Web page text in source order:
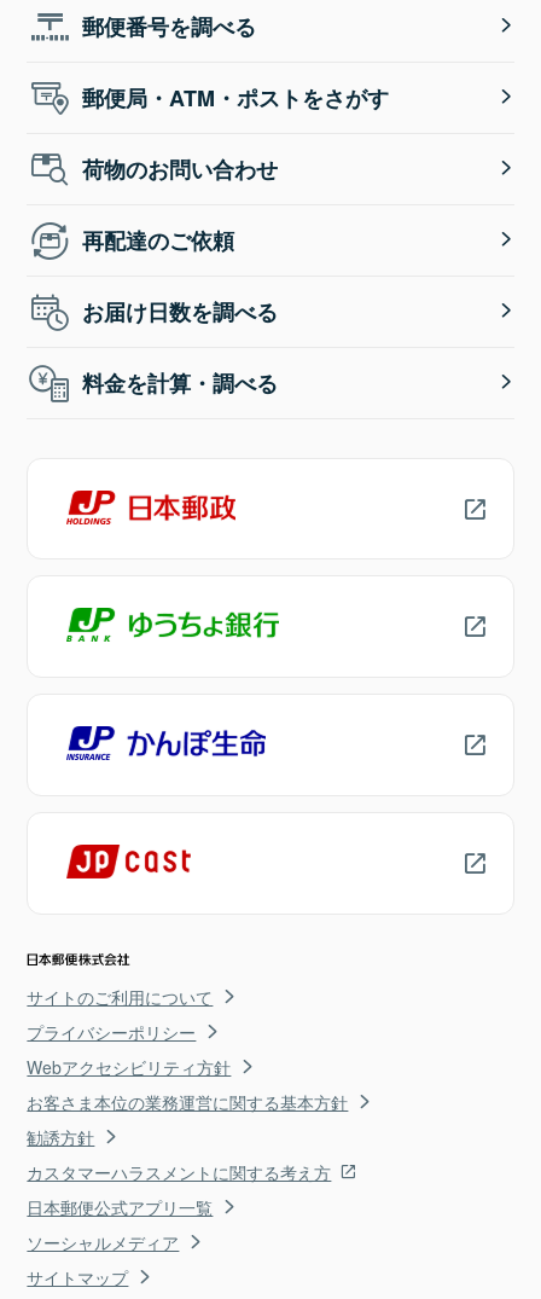
郵便番号を調べる
郵便局・ATM・ポストをさがす
荷物のお問い合わせ
再配達のご依頼
お届け日数を調べる
料金を計算・調べる
サイトのご利用について
プライバシーポリシー
Webアクセシビリティ方針
お客さま本位の業務運営に関する基本方針
勧誘方針
カスタマーハラスメントに関する考え方
日本郵便公式アプリ一覧
ソーシャルメディア
サイトマップ